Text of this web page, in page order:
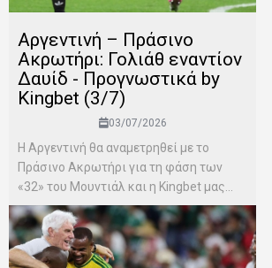
Αργεντινή – Πράσινο
Ακρωτήρι: Γολιάθ εναντίον
Δαυίδ - Προγνωστικά by
Kingbet (3/7)
03/07/2026
Η Αργεντινή θα αναμετρηθεί με το
Πράσινο Ακρωτήρι για τη φάση των
«32» του Μουντιάλ και η Kingbet μας...